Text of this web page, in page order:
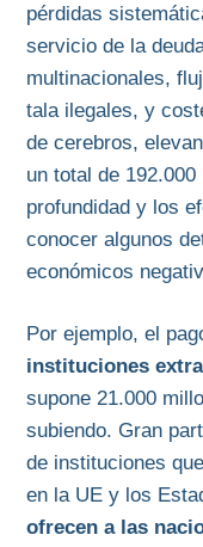
pérdidas
servicio de la
multinacionales,
tala ilegales, y
de cerebros,
un total de
profundidad y los
conocer algunos
económicos
Por ejemplo, el
instituciones
supone 21.000
subiendo. Gran
de instituciones
en la UE y los
ofrecen a las